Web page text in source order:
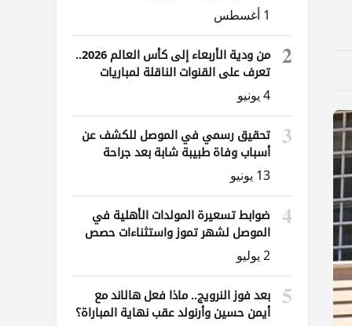
المحافظات
1 أغسطس
2
من ودية الأربعاء إلى كأس العالم 2026..
تعرف على القنوات الناقلة لمباريات
العراق
4 يونيو
3
تحقيق رسمي في الموصل للكشف عن
أسباب وفاة طبيبة شابة بعد جراحة
ناظورية
13 يونيو
4
ضوابط تسعيرة المولدات الأهلية في
الموصل لشهر تموز واستثناءات حصص
الوقود
2 يوليو
5
بعد فوز النرويج.. ماذا فعل هالاند مع
أيمن حسين وأرنولد عقب نهاية المباراة؟